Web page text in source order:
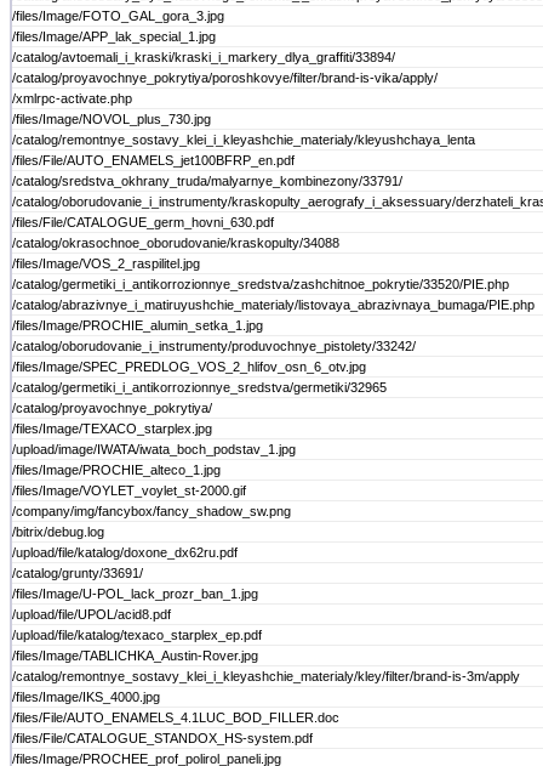
/files/Image/FOTO_GAL_gora_3.jpg
/files/Image/APP_lak_special_1.jpg
/catalog/avtoemali_i_kraski/kraski_i_markery_dlya_graffiti/33894/
/catalog/proyavochnye_pokrytiya/poroshkovye/filter/brand-is-vika/apply/
/xmlrpc-activate.php
/files/Image/NOVOL_plus_730.jpg
/catalog/remontnye_sostavy_klei_i_kleyashchie_materialy/kleyushchaya_lenta
/files/File/AUTO_ENAMELS_jet100BFRP_en.pdf
/catalog/sredstva_okhrany_truda/malyarnye_kombinezony/33791/
/catalog/oborudovanie_i_instrumenty/kraskopulty_aerografy_i_aksessuary/
/files/File/CATALOGUE_germ_hovni_630.pdf
/catalog/okrasochnoe_oborudovanie/kraskopulty/34088
/files/Image/VOS_2_raspilitel.jpg
/catalog/germetiki_i_antikorrozionnye_sredstva/zashchitnoe_pokrytie/33520/PIE.php
/catalog/abrazivnye_i_matiruyushchie_materialy/listovaya_abrazivnaya_bumaga/PIE.php
/files/Image/PROCHIE_alumin_setka_1.jpg
/catalog/oborudovanie_i_instrumenty/produvochnye_pistolety/33242/
/files/Image/SPEC_PREDLOG_VOS_2_hlifov_osn_6_otv.jpg
/catalog/germetiki_i_antikorrozionnye_sredstva/germetiki/32965
/catalog/proyavochnye_pokrytiya/
/files/Image/TEXACO_starplex.jpg
/upload/image/IWATA/iwata_boch_podstav_1.jpg
/files/Image/PROCHIE_alteco_1.jpg
/files/Image/VOYLET_voylet_st-2000.gif
/company/img/fancybox/fancy_shadow_sw.png
/bitrix/debug.log
/upload/file/katalog/doxone_dx62ru.pdf
/catalog/grunty/33691/
/files/Image/U-POL_lack_prozr_ban_1.jpg
/upload/file/UPOL/acid8.pdf
/upload/file/katalog/texaco_starplex_ep.pdf
/files/Image/TABLICHKA_Austin-Rover.jpg
/catalog/remontnye_sostavy_klei_i_kleyashchie_materialy/kley/filter/brand-is-3m/apply
/files/Image/IKS_4000.jpg
/files/File/AUTO_ENAMELS_4.1LUC_BOD_FILLER.doc
/files/File/CATALOGUE_STANDOX_HS-system.pdf
/files/Image/PROCHEE_prof_polirol_paneli.jpg